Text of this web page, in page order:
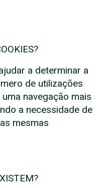
a determinar a
de utilizações
navegação mais
a necessidade de
mesmas